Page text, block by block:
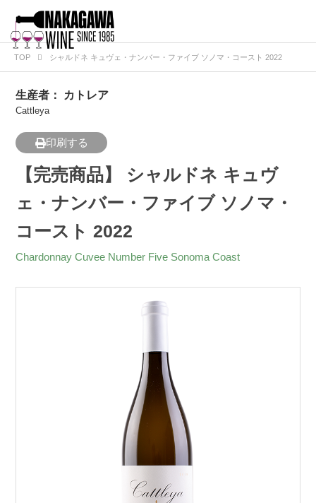
TOP シャルドネ キュヴェ・ナンバー・ファイブ ソノマ・コースト 2022
生産者： カトレア
Cattleya
印刷する
【完売商品】 シャルドネ キュヴ
ェ・ナンバー・ファイブ ソノマ・
コースト 2022
Chardonnay Cuvee Number Five Sonoma Coast